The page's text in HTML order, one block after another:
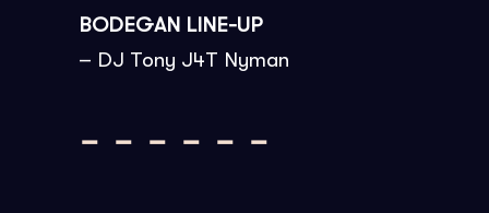
BODEGAN LINE-UP
– DJ Tony J4T Nyman
– – – – – –